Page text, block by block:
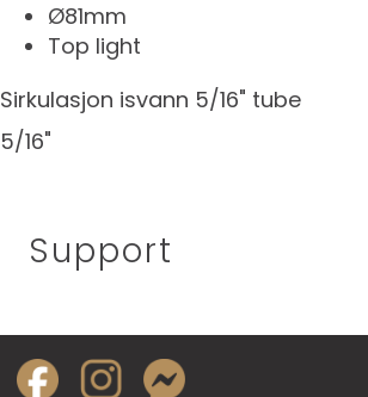
Ø81mm
Top light
Sirkulasjon isvann 5/16" tube
5/16"
Support